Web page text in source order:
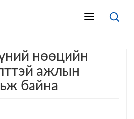
нөөцийн
ажлын
байна